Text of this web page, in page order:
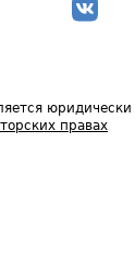
правах